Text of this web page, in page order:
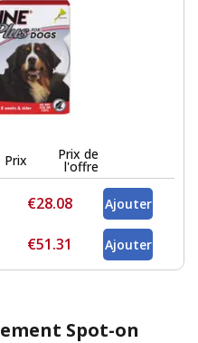
Prix Prix de
l'offre
€28.08
€51.31
Spot-on